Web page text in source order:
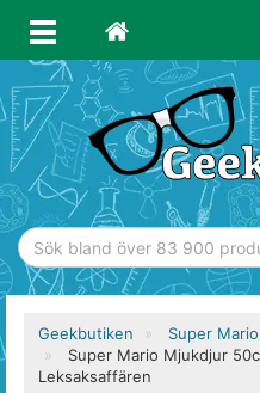
Geekbutiken Super Mario
Super Mario Mjukdjur
Leksaksaffären